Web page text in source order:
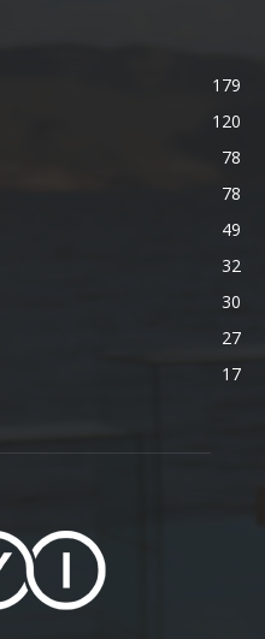
179
120
78
78
49
32
30
27
17